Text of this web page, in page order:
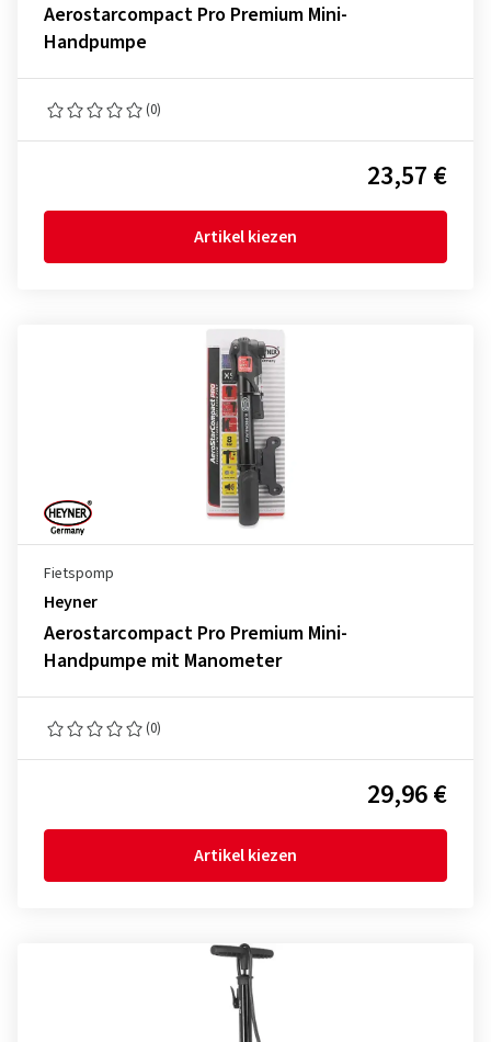
Aerostarcompact Pro Premium Mini-
Handpumpe
(0)
23,57 €
Artikel kiezen
Fietspomp
Heyner
Aerostarcompact Pro Premium Mini-
Handpumpe mit Manometer
(0)
29,96 €
Artikel kiezen